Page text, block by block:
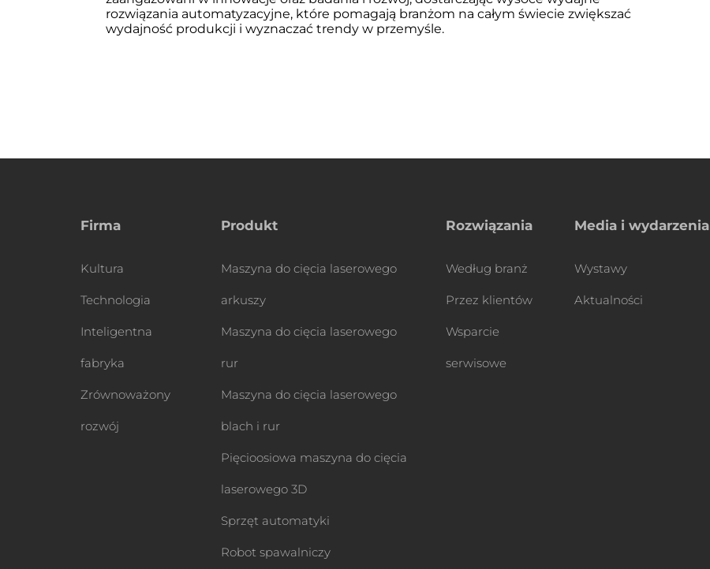
rozwiązania automatyzacyjne, które pomagają branżom na całym świecie zwiększać
wydajność produkcji i wyznaczać trendy w przemyśle.
Firma
Kultura
Technologia
Inteligentna
fabryka
Zrównoważony
rozwój
Produkt
Maszyna do cięcia laserowego
arkuszy
Maszyna do cięcia laserowego
rur
Maszyna do cięcia laserowego
blach i rur
Pięcioosiowa maszyna do cięcia
laserowego 3D
Sprzęt automatyki
Robot spawalniczy
Rozwiązania
Według branż
Przez klientów
Wsparcie
serwisowe
Media i wydarzenia
Wystawy
Aktualności